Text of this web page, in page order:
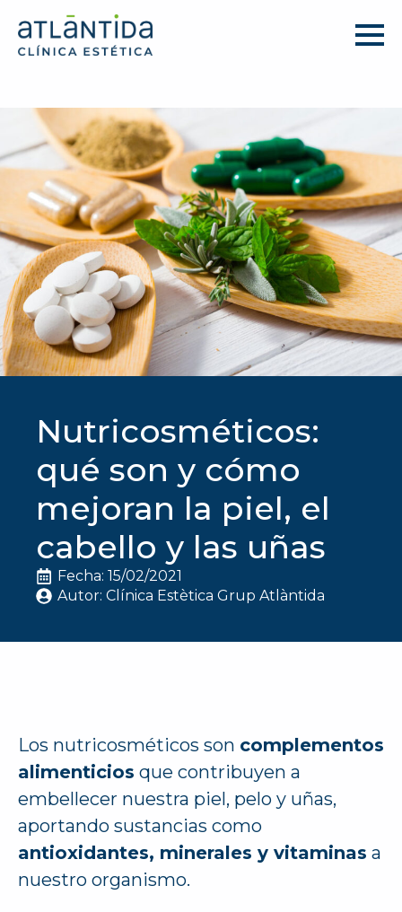
Nutricosméticos:
qué son y cómo
mejoran la piel, el
cabello y las uñas
Fecha: 15/02/2021
Autor: Clínica Estètica Grup Atlàntida
Los nutricosméticos son complementos
alimenticios que contribuyen a
embellecer nuestra piel, pelo y uñas,
aportando sustancias como
antioxidantes, minerales y vitaminas a
nuestro organismo.